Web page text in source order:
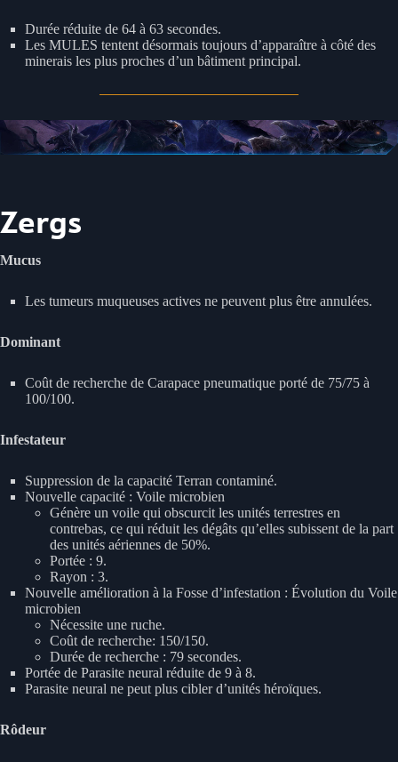
Durée réduite de 64 à 63 secondes.
Les MULES tentent désormais toujours d’apparaître à côté des
minerais les plus proches d’un bâtiment principal.
Zergs
Mucus
Les tumeurs muqueuses actives ne peuvent plus être annulées.
Dominant
Coût de recherche de Carapace pneumatique porté de 75/75 à
100/100.
Infestateur
Suppression de la capacité Terran contaminé.
Nouvelle capacité : Voile microbien
Génère un voile qui obscurcit les unités terrestres en
contrebas, ce qui réduit les dégâts qu’elles subissent de la part
des unités aériennes de 50%.
Portée : 9.
Rayon : 3.
Nouvelle amélioration à la Fosse d’infestation : Évolution du Voile
microbien
Nécessite une ruche.
Coût de recherche: 150/150.
Durée de recherche : 79 secondes.
Portée de Parasite neural réduite de 9 à 8.
Parasite neural ne peut plus cibler d’unités héroïques.
Rôdeur